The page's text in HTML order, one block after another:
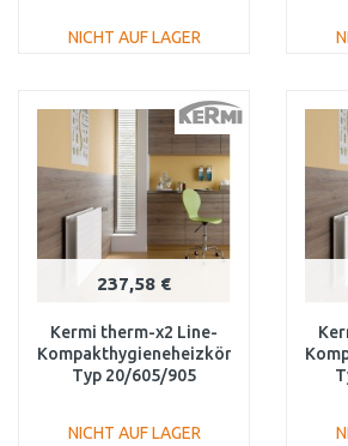
NICHT AUF LAGER
Vergleichen
237,58 €
Kermi therm-x2 Line-
Kompakthygieneheizkörper
Typ 20/605/905
NICHT AUF LAGER